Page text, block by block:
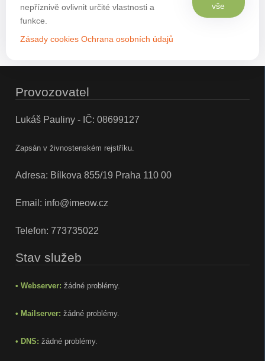
nepříznivě ovlivnit určité vlastnosti a
funkce.
Zásady cookies Ochrana osobních údajů
vše
Provozovatel
Lukáš Pauliny - IČ: 08699127
Zapsán v živnostenském rejstříku.
Adresa: Bílkova 855/19 Praha 110 00
Email: info@imeow.cz
Telefon: 773735022
Stav služeb
• Webserver: žádné problémy.
• Mailserver: žádné problémy.
• DNS: žádné problémy.